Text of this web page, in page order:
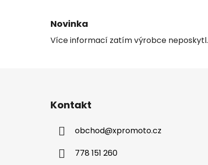
Novinka
Více informací zatím výrobce neposkytl.
Kontakt
obchod@xpromoto.cz
778 151 260